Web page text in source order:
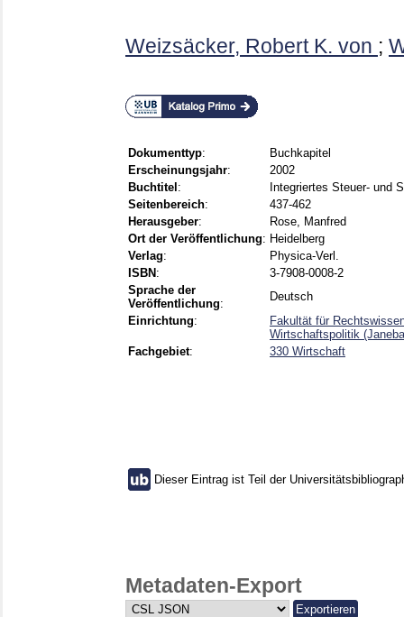
Weizsäcker, Robert K. von ;
Dokumenttyp:
Buchkapitel
Erscheinungsjahr:
2002
Buchtitel :
Integriertes Steuer- und
Seitenbereich:
437-462
Herausgeber:
Rose, Manfred
Ort der Veröffentlichung: Heidelberg
Verlag:
Physica-Verl.
ISBN :
3-7908-0008-2
Sprache der
Veröffentlichung:
Deutsch
Einrichtung:
Fakultät für
Wirtschaftspolitik
Fachgebiet: 330 Wirtschaft
Dieser Eintrag ist Teil der
Metadaten-Export